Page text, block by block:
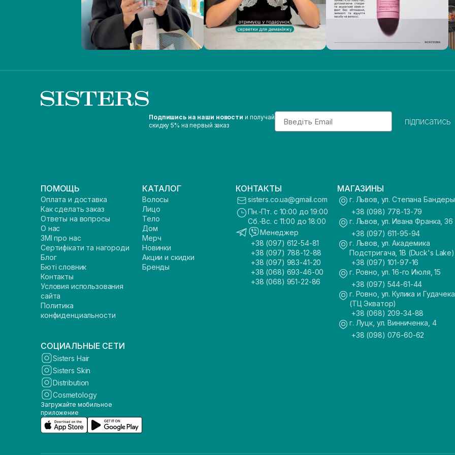
Подпишись на наши новости и получай
скидку 5% на первый заказ
Email
підписатись
ПОМОЩЬ
Оплата и доставка
Как сделать заказ
Ответы на вопросы
О нас
ЗМІ про нас
Сертифікати та нагороди
Блог
Бюті словник
Контакты
Условия использования
сайта
Политика
конфиденциальности
КАТАЛОГ
Волосы
Лицо
Тело
Дом
Мерч
Новинки
Акции и скидки
Бренды
КОНТАКТЫ
sisters.co.ua@gmail.com
Пн.-Пт. с 10:00 до 19:00
Сб.-Вс. с 11:00 до 18:00
Менеджер
+38 (097) 612-54-81
+38 (097) 788-12-88
+38 (097) 983-41-20
+38 (068) 693-46-00
+38 (068) 951-22-86
МАГАЗИНЫ
г. Львов, ул. Степана
+38 (098) 778-13-79
г. Львов, ул. Ивана Франка, 36
+38 (097) 611-95-94
г. Львов, ул. Академика
Подстригача, 1В (Duck's Lake)
+38 (097) 101-97-16
г. Ровно, ул. 16-го Июля, 15
+38 (097) 544-61-44
г. Ровно, ул. Кулика и
(ТЦ Экватор)
+38 (068) 209-34-88
г. Луцк, ул. Винниченка, 4
+38 (098) 076-60-62
СОЦИАЛЬНЫЕ СЕТИ
Sisters Hair
Sisters Skin
Distribution
Cosmetology
Загружайте мобильное
приложение